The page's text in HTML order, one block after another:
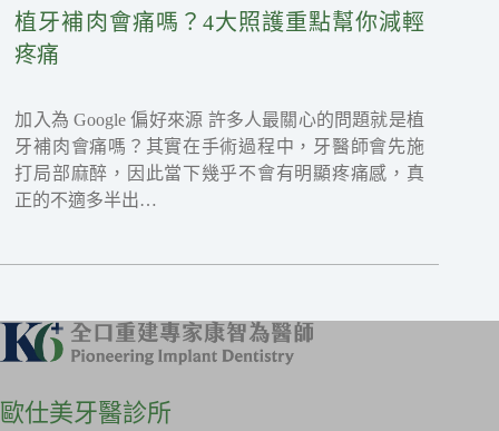
植牙補肉會痛嗎？4大照護重點幫你減輕
疼痛
加入為 Google 偏好來源 許多人最關心的問題就是植
牙補肉會痛嗎？其實在手術過程中，牙醫師會先施
打局部麻醉，因此當下幾乎不會有明顯疼痛感，真
正的不適多半出…
歐仕美牙醫診所